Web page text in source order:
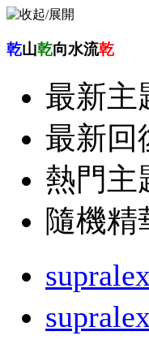
乾山乾向水流乾
最新主
最新回
熱門主
隨機精